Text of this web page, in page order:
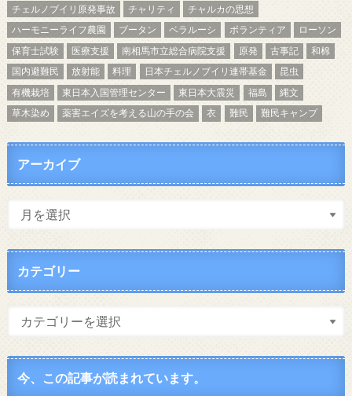
チェルノブイリ原発事故
チャリティ
チャルカの思想
ハーモニーライフ農園
ブータン ベラルーシ ボランティア
ローソン
保育士試験
医療支援 南相馬市立総合病院支援 原発 古事記
和棉
国内避難民
放射能 料理 日本チェルノブイリ連帯基金
昆虫
有機栽培
東日本入国管理センター 東日本大震災 福島
縄文
草木染め
薬害エイズを考える山の手の会 衣 難民 難民キャンプ
アーカイブ
カテゴリー
今、この記事が読まれています。